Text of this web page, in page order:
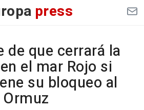
press
de que cerrará la
el mar Rojo si
su bloqueo al